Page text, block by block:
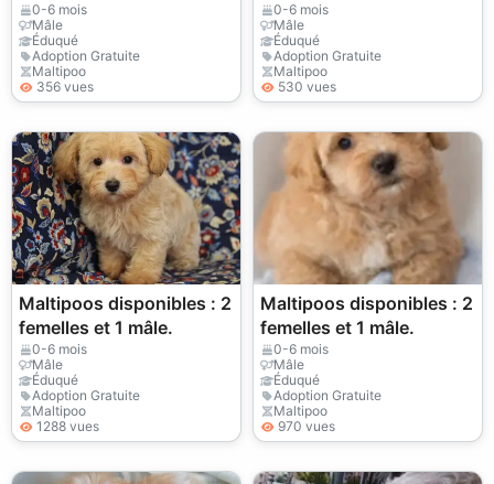
disponibles
0-6 mois
Mâle
Éduqué
Adoption Gratuite
Maltipoo
356 vues
0-6 mois
Mâle
Éduqué
Adoption Gratuite
Maltipoo
530 vues
Maltipoos disponibles : 2
femelles et 1 mâle.
0-6 mois
Mâle
Éduqué
Adoption Gratuite
Maltipoo
1288 vues
Maltipoos disponibles : 2
femelles et 1 mâle.
0-6 mois
Mâle
Éduqué
Adoption Gratuite
Maltipoo
970 vues